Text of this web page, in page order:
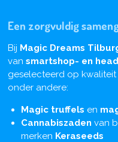
Een zorgvuldig
Bij Magic Dreams
van smartshop- en
geselecteerd op
onder andere:
Magic truffels en
Cannabiszaden van
merken Keraseeds